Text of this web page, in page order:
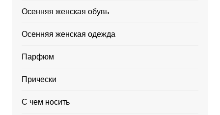
Осенняя женская обувь
Осенняя женская одежда
Парфюм
Прически
С чем носить